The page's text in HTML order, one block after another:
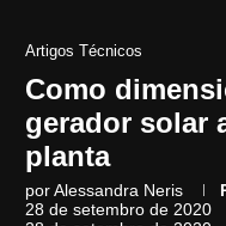
Artigos Técnicos
Como
gerador solar
planta
porAlessandra Neris
28 de setembro de 2020